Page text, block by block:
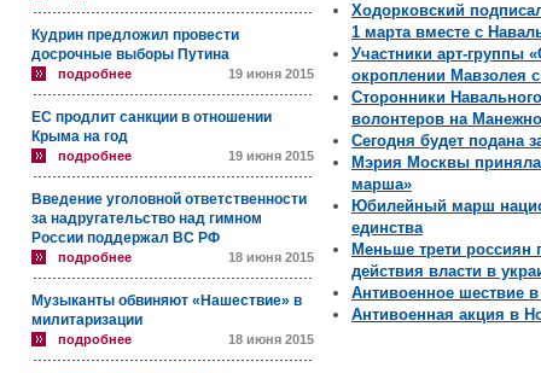
Кудрин предложил провести
досрочные выборы Путина
подробнее 19 июня 2015
ЕС продлит санкции в отношении
Крыма на год
подробнее 19 июня 2015
Введение уголовной ответственности
за надругательство над гимном
России поддержал ВС РФ
подробнее 18 июня 2015
Музыканты обвиняют «Нашествие» в
милитаризации
подробнее 18 июня 2015
Ходорковский
1 марта вместе с
Участники арт-группы
окроплении Мавзолея
Сторонники
волонтеров на
Сегодня будет подана
Мэрия Москвы приняла
марша»
Юбилейный марш
единства
Меньше трети россиян
действия власти в
Антивоенное шествие
Антивоенная акция в